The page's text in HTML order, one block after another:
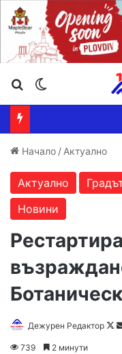
Търсене ...
Начало / Актуално
Актуално
Новини
Дежурен Редактор
739 2 минути